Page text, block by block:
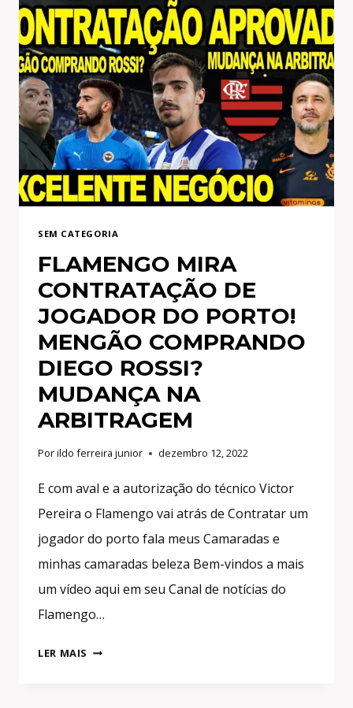
REAL
MADRID
SACANEANDO
O
MENGÃO!
PROPOSTA
NA
MESA
DE
LATERAL!
DATA
SEM CATEGORIA
FLAMENGO MIRA
CONTRATAÇÃO DE
JOGADOR DO PORTO!
MENGÃO COMPRANDO
DIEGO ROSSI?
MUDANÇA NA
ARBITRAGEM
Porildo ferreira junior dezembro 12, 2022
E com aval e a autorização do técnico Victor
Pereira o Flamengo vai atrás de Contratar um
jogador do porto fala meus Camaradas e
minhas camaradas beleza Bem-vindos a mais
um vídeo aqui em seu Canal de notícias do
Flamengo…
LER MAIS FLAMENGO